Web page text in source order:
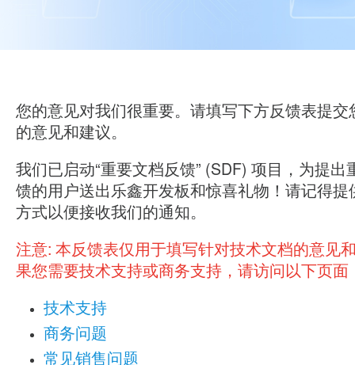
您的意见对我们很重要。请填写下方反馈表提交
的意见和建议。
我们已启动“重要文档反馈” (SDF) 项目，为提出
馈的用户送出乐鑫开发板和惊喜礼物！请记得提
方式以便接收我们的通知。
注意: 本反馈表仅用于填写针对技术文档的意见
果您需要技术支持或商务支持，请访问以下页面
技术支持
商务问题
常见销售问题